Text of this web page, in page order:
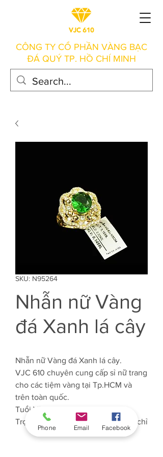
CÔNG TY CỔ PHẦN VÀNG BẠC
ĐÁ QUÝ TP. HỒ CHÍ MINH
SKU: N95264
Nhẫn nữ Vàng
đá Xanh lá cây
Nhẫn nữ Vàng đá Xanh lá cây.
VJC 610 chuyên cung cấp sỉ nữ trang
cho các tiệm vàng tại Tp.HCM và
trên toàn quốc.
Tuổi Vàng: 61%
Trọng lượng Vàng: Khoảng 0.900 chỉ
Phone Email Facebook